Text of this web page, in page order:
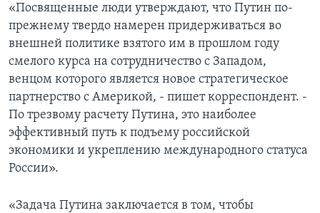
«Посвященные люди утверждают, что Путин по-
прежнему твердо намерен придерживаться во
внешней политике взятого им в прошлом году
смелого курса на сотрудничество с Западом,
венцом которого является новое стратегическое
партнерство с Америкой, - пишет корреспондент. -
По трезвому расчету Путина, это наиболее
эффективный путь к подъему российской
экономики и укреплению международного статуса
России».
«Задача Путина заключается в том, чтобы